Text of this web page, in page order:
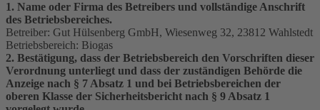
1. Name oder Firma des Betreibers und vollständige Anschrift
des Betriebsbereiches.
Betreiber: Gut Hülsenberg GmbH, Wiesenweg 32, 23812 Wahlstedt
Betriebsbereich: Biogas
2. Bestätigung, dass der Betriebsbereich den Vorschriften dieser
Verordnung unterliegt und dass der zuständigen Behörde die
Anzeige nach § 7 Absatz 1 und bei Betriebsbereichen der
oberen Klasse der Sicherheitsbericht nach § 9 Absatz 1